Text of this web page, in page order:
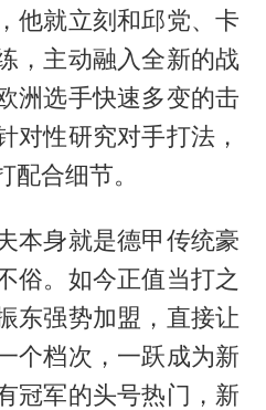
他就立刻和邱党、卡
，主动融入全新的战
洲选手快速多变的击
对性研究对手打法，
合细节。
本身就是德甲传统豪
俗。如今正值当打之
东强势加盟，直接让
个档次，一跃成为新
冠军的头号热门，新